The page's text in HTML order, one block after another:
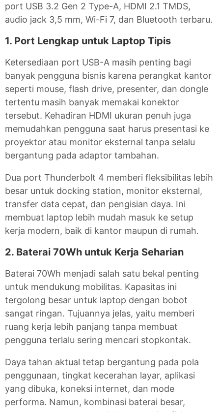
port USB 3.2 Gen 2 Type-A, HDMI 2.1 TMDS,
audio jack 3,5 mm, Wi-Fi 7, dan Bluetooth terbaru.
1. Port Lengkap untuk Laptop Tipis
Ketersediaan port USB-A masih penting bagi
banyak pengguna bisnis karena perangkat kantor
seperti mouse, flash drive, presenter, dan dongle
tertentu masih banyak memakai konektor
tersebut. Kehadiran HDMI ukuran penuh juga
memudahkan pengguna saat harus presentasi ke
proyektor atau monitor eksternal tanpa selalu
bergantung pada adaptor tambahan.
Dua port Thunderbolt 4 memberi fleksibilitas lebih
besar untuk docking station, monitor eksternal,
transfer data cepat, dan pengisian daya. Ini
membuat laptop lebih mudah masuk ke setup
kerja modern, baik di kantor maupun di rumah.
2. Baterai 70Wh untuk Kerja Seharian
Baterai 70Wh menjadi salah satu bekal penting
untuk mendukung mobilitas. Kapasitas ini
tergolong besar untuk laptop dengan bobot
sangat ringan. Tujuannya jelas, yaitu memberi
ruang kerja lebih panjang tanpa membuat
pengguna terlalu sering mencari stopkontak.
Daya tahan aktual tetap bergantung pada pola
penggunaan, tingkat kecerahan layar, aplikasi
yang dibuka, koneksi internet, dan mode
performa. Namun, kombinasi baterai besar,